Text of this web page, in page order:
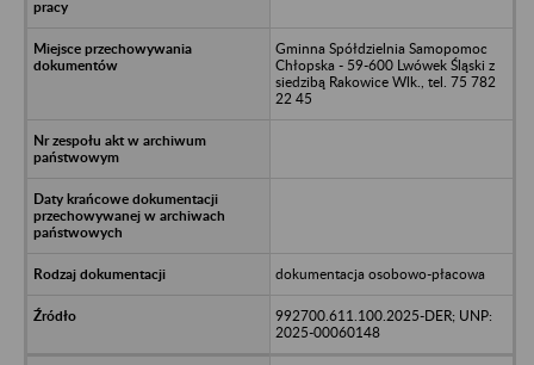
Gminna Spółdzielnia Samopomoc
Chłopska - 59-600 Lwówek Śląski z
siedzibą Rakowice Wlk., tel. 75 782
22 45
dokumentacja osobowo-płacowa
992700.611.100.2025-DER; UNP:
2025-00060148